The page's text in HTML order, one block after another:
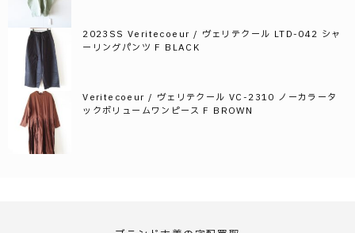
2023SS Veritecoeur / ヴェリテクール LTD-042 シャ
ーリングパンツ F BLACK
Veritecoeur / ヴェリテクール VC-2310 ノーカラータ
ックボリュームワンピース F BROWN